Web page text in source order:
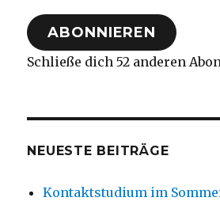
Adresse
ABONNIEREN
Schließe dich 52 anderen
NEUESTE BEITRÄGE
Kontaktstudium im